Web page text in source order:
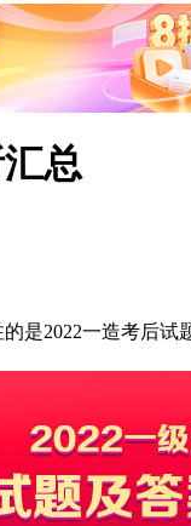
总
是2022一造考后